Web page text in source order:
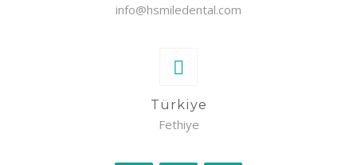
info@hsmiledental.com
Türkiye
Fethiye